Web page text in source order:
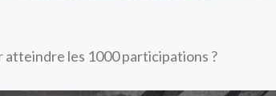
atteindre les 1000 participations ?